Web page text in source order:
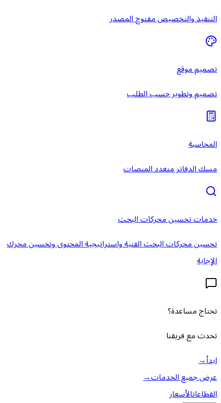
التنفيذ والتخصيص مفتوح المصدر
تصميم موقع
تصميم وتطوير حسب الطلب
المحاسبة
مسك الدفاتر متعدد المنصات
خدمات تحسين محركات البحث
تحسين محركات البحث الفنية واستراتيجية المحتوى وتحسين محرك
الإجابة
تحتاج مساعدة؟
تحدث مع فريقنا
ابدأ→
عرض جميع الخدمات→
القطاعاتالأسعار